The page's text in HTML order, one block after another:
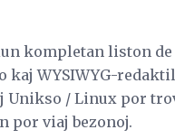
kompletan liston
kaj WYSIWYG-
Unikso / Linux por
por viaj bezonoj.